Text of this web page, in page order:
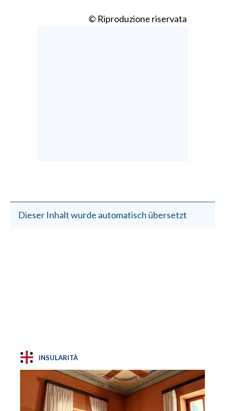
© Riproduzione riservata
Dieser Inhalt wurde automatisch übersetzt
INSULARITÀ